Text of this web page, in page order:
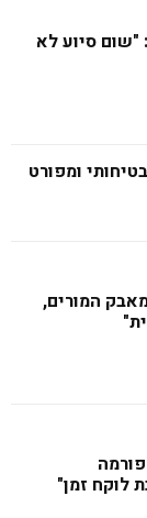
"שום סיוע לא
ומפורט
המורים,
לוקח זמן"